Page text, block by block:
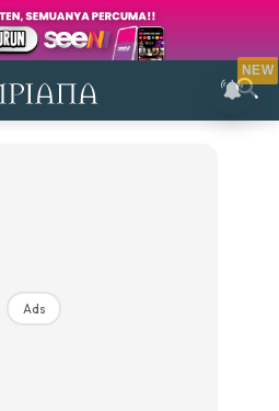
Login|Register
Ads
NEW